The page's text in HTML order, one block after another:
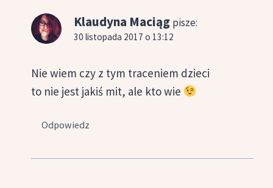
Klaudyna Maciąg pisze:
30 listopada 2017 o 13:12
Nie wiem czy z tym traceniem dzieci
to nie jest jakiś mit, ale kto wie
Odpowiedz